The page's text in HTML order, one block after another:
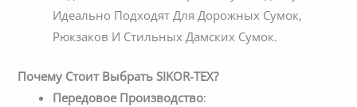
Идеально Подходят Для Дорожных Сумок,
Рюкзаков И Стильных Дамских Сумок.
Почему Стоит Выбрать SIKOR-TEX?
Передовое Производство: